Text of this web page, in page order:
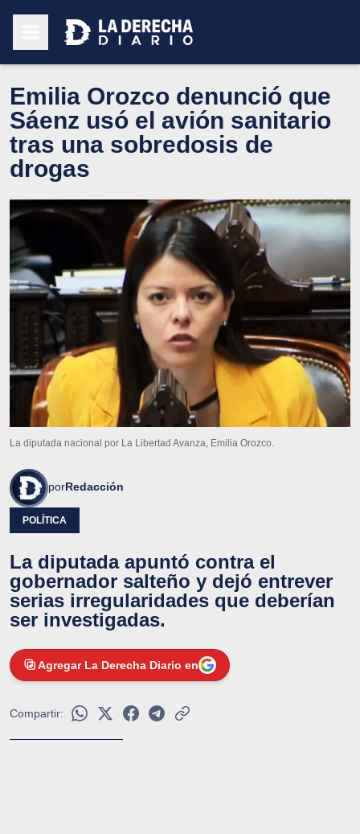
Emilia Orozco denunció que
Sáenz usó el avión sanitario
tras una sobredosis de
drogas
La diputada nacional por La Libertad Avanza, Emilia Orozco.
porRedacción
POLÍTICA
La diputada apuntó contra el
gobernador salteño y dejó entrever
serias irregularidades que deberían
ser investigadas.
Agregar La Derecha Diario en
Compartir: